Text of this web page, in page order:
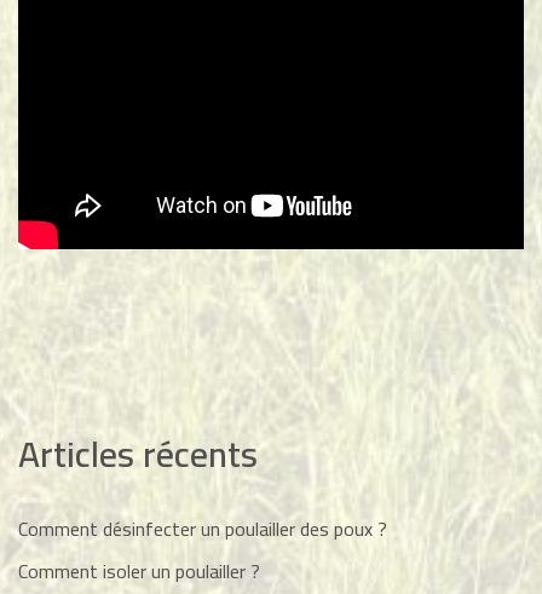
Articles récents
Comment désinfecter un poulailler des poux ?
Comment isoler un poulailler ?